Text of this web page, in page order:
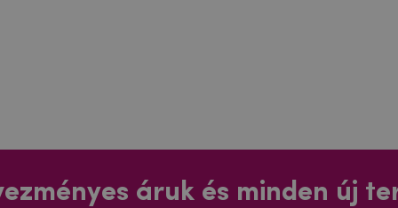
áruk és minden új